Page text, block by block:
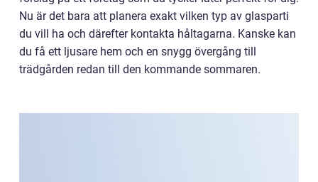
Nu är det bara att planera exakt vilken typ av glasparti
du vill ha och därefter kontakta håltagarna. Kanske kan
du få ett ljusare hem och en snygg övergång till
trädgården redan till den kommande sommaren.